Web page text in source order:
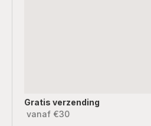
Gratis verzending
vanaf €30